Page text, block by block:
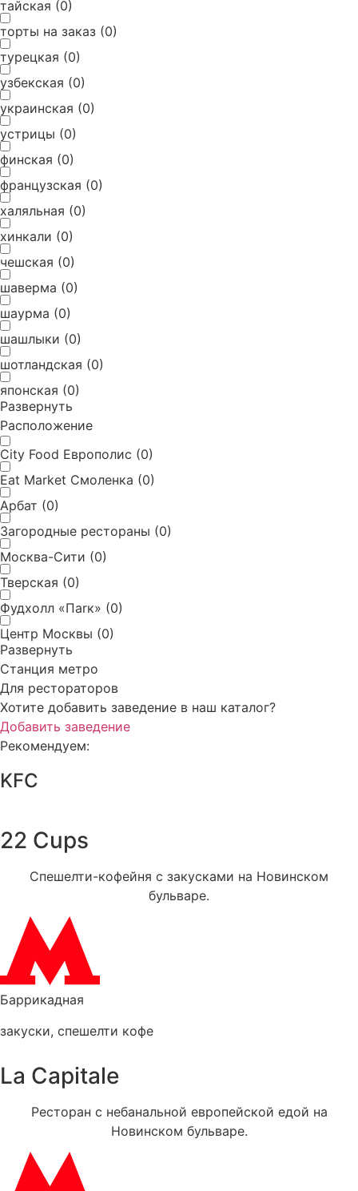
тайская (0)
торты на заказ (0)
турецкая (0)
узбекская (0)
украинская (0)
устрицы (0)
финская (0)
французская (0)
халяльная (0)
хинкали (0)
чешская (0)
шаверма (0)
шаурма (0)
шашлыки (0)
шотландская (0)
японская (0)
Развернуть
Расположение
City Food Европолис (0)
Eat Market Смоленка (0)
Арбат (0)
Загородные рестораны (0)
Москва-Сити (0)
Тверская (0)
Фудхолл «Паrк» (0)
Центр Москвы (0)
Развернуть
Станция метро
Для рестораторов
Хотите добавить заведение в наш каталог?
Добавить заведение
Рекомендуем:
KFC
22 Cups
Спешелти-кофейня с закусками на Новинском
бульваре.
Баррикадная
закуски, спешелти кофе
La Capitale
Ресторан с небанальной европейской едой на
Новинском бульваре.
Добавить заведение
Заполните все поля и нажмите кнопку «Отправить»
Ваше имя и фамилия
Название заведения
Телефон (для подтверждения брони)
E-mail*